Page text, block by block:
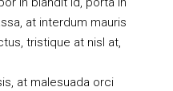
at interdum mauris
tristique at nisl at,
at malesuada orci